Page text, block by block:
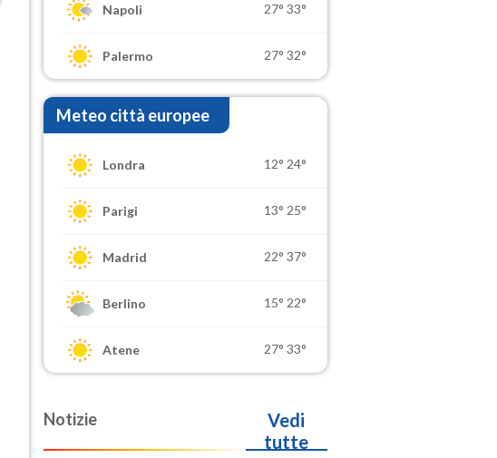
Napoli 27° 33°
Palermo 27° 32°
Meteo città europee
Londra 12° 24°
Parigi 13° 25°
Madrid 22° 37°
Berlino 15° 22°
Atene 27° 33°
Notizie
Vedi
tutte